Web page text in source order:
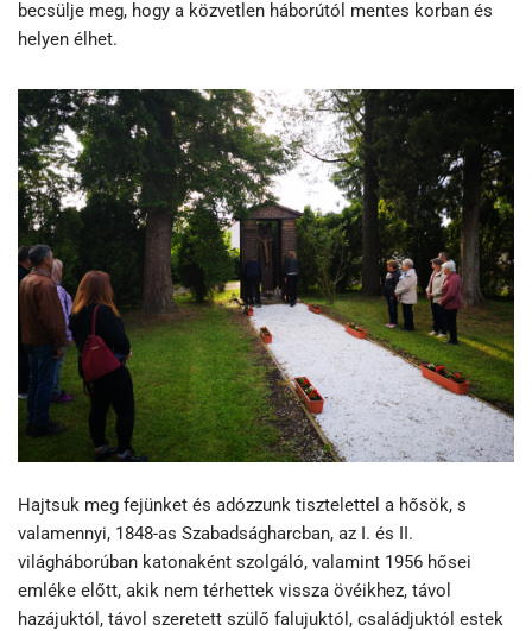
becsülje meg, hogy a közvetlen háborútól mentes korban és
helyen élhet.
Hajtsuk meg fejünket és adózzunk tisztelettel a hősök, s
valamennyi, 1848-as Szabadságharcban, az I. és II.
világháborúban katonaként szolgáló, valamint 1956 hősei
emléke előtt, akik nem térhettek vissza övéikhez, távol
hazájuktól, távol szeretett szülő falujuktól, családjuktól estek